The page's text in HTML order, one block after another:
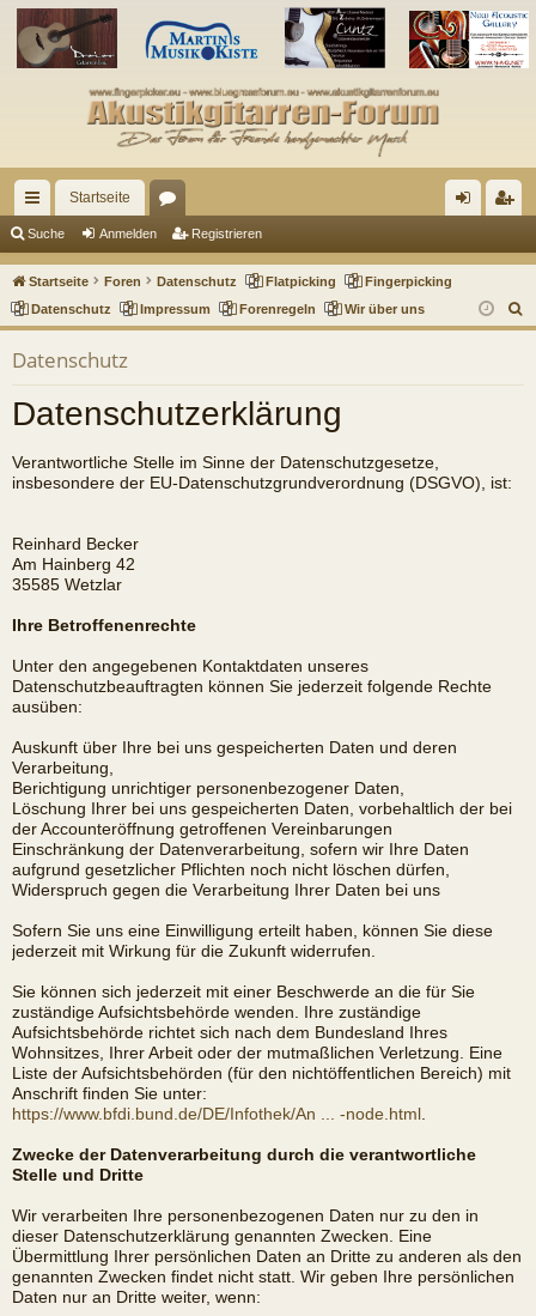
ch
ne
llz
Startseite
en m ist
rie
Suche Anmelden Registrieren
Startseite Foren Datenschutz Flatpicking
Fingerpicking
Datenschutz
Impressum Forenregeln Wir über uns
u
Datenschutz
Datenschutzerklärung
Verantwortliche Stelle im Sinne der Datenschutzgesetze,
insbesondere der EU-Datenschutzgrundverordnung (DSGVO), ist:
Reinhard Becker
Am Hainberg 42
35585 Wetzlar
Ihre Betroffenenrechte
Unter den angegebenen Kontaktdaten unseres
Datenschutzbeauftragten können Sie jederzeit folgende Rechte
ausüben:
Auskunft über Ihre bei uns gespeicherten Daten und deren
Verarbeitung,
Berichtigung unrichtiger personenbezogener Daten,
Löschung Ihrer bei uns gespeicherten Daten, vorbehaltlich der bei
der Accounteröffnung getroffenen Vereinbarungen
Einschränkung der Datenverarbeitung, sofern wir Ihre Daten
aufgrund gesetzlicher Pflichten noch nicht löschen dürfen,
Widerspruch gegen die Verarbeitung Ihrer Daten bei uns
Sofern Sie uns eine Einwilligung erteilt haben, können Sie diese
jederzeit mit Wirkung für die Zukunft widerrufen.
Sie können sich jederzeit mit einer Beschwerde an die für Sie
zuständige Aufsichtsbehörde wenden. Ihre zuständige
Aufsichtsbehörde richtet sich nach dem Bundesland Ihres
Wohnsitzes, Ihrer Arbeit oder der mutmaßlichen Verletzung. Eine
Liste der Aufsichtsbehörden (für den nichtöffentlichen Bereich) mit
Anschrift finden Sie unter:
https://www.bfdi.bund.de/DE/Infothek/An ... -node.html .
Zwecke der Datenverarbeitung durch die verantwortliche
Stelle und Dritte
Wir verarbeiten Ihre personenbezogenen Daten nur zu den in
dieser Datenschutzerklärung genannten Zwecken. Eine
Übermittlung Ihrer persönlichen Daten an Dritte zu anderen als den
genannten Zwecken findet nicht statt. Wir geben Ihre persönlichen
Daten nur an Dritte weiter, wenn: